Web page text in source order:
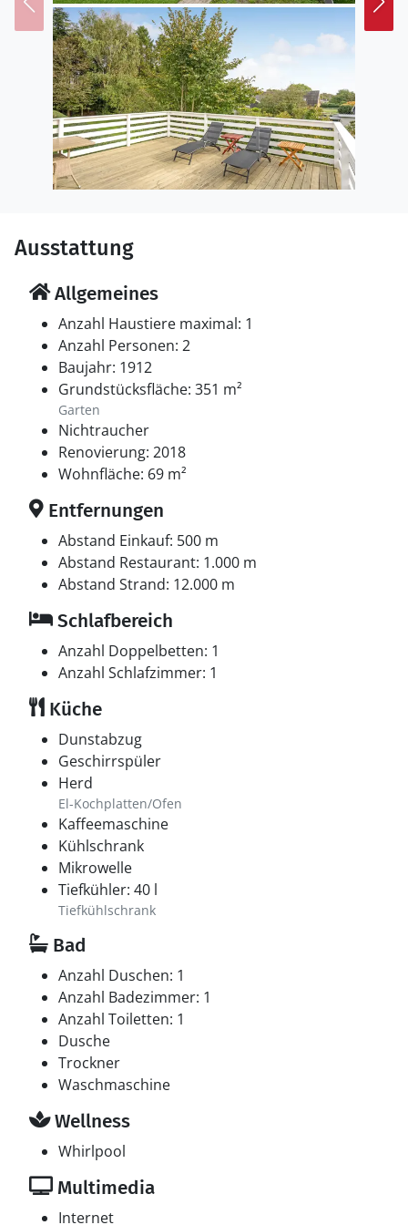
können Sie durch das Kunstmuseum ARoS oder das
Freilichtmuseum Den Gamle By schlendern; Familien
genießen Ausflüge in den Tierpark Ree Park Safari oder
in den Freizeitpark Djurs Sommerland.
Ausstattung
Allgemeines
Anzahl Haustiere maximal: 1
Anzahl Personen: 2
Baujahr: 1912
Grundstücksfläche: 351 m²
Garten
Nichtraucher
Renovierung: 2018
Wohnfläche: 69 m²
Entfernungen
Abstand Einkauf: 500 m
Abstand Restaurant: 1.000 m
Abstand Strand: 12.000 m
Schlafbereich
Anzahl Doppelbetten: 1
Anzahl Schlafzimmer: 1
Küche
Dunstabzug
Geschirrspüler
Herd
El-Kochplatten/Ofen
Kaffeemaschine
Kühlschrank
Mikrowelle
Tiefkühler: 40 l
Tiefkühlschrank
Bad
Anzahl Duschen: 1
Anzahl Badezimmer: 1
Anzahl Toiletten: 1
Dusche
Trockner
Waschmaschine
Wellness
Whirlpool
Multimedia
Internet